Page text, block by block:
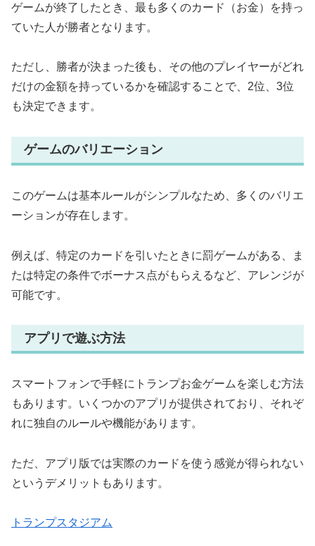
ゲームが終了したとき、最も多くのカード（お金）を持っ
ていた人が勝者となります。
ただし、勝者が決まった後も、その他のプレイヤーがどれ
だけの金額を持っているかを確認することで、2位、3位
も決定できます。
ゲームのバリエーション
このゲームは基本ルールがシンプルなため、多くのバリエ
ーションが存在します。
例えば、特定のカードを引いたときに罰ゲームがある、ま
たは特定の条件でボーナス点がもらえるなど、アレンジが
可能です。
アプリで遊ぶ方法
スマートフォンで手軽にトランプお金ゲームを楽しむ方法
もあります。いくつかのアプリが提供されており、それぞ
れに独自のルールや機能があります。
ただ、アプリ版では実際のカードを使う感覚が得られない
というデメリットもあります。
トランプスタジアム